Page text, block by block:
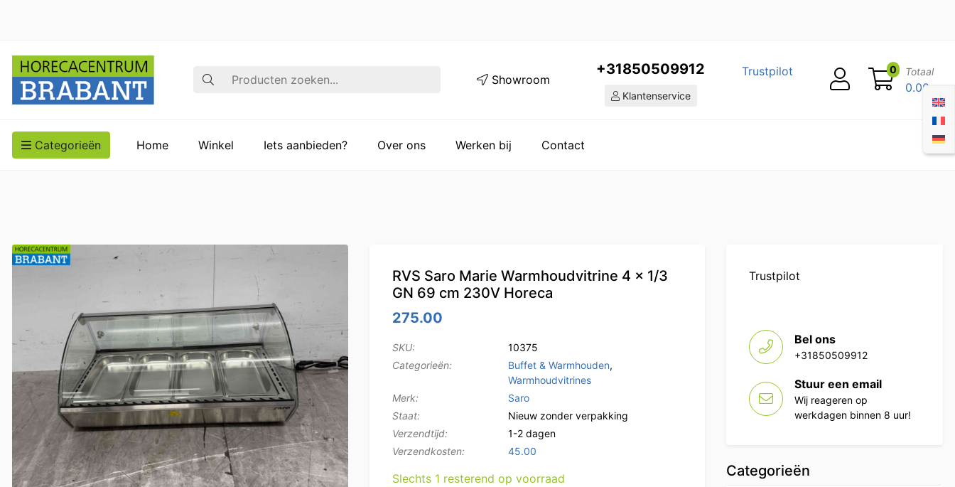
Zoek op Showroom
+31850509912
Klantenservice
Trustpilot 0 Totaal
0.00
Categorieën Home Winkel Iets aanbieden? Over ons Werken bij Contact
RVS Saro Marie Warmhoudvitrine 4 x 1/3
GN 69 cm 230V Horeca
275.00
SKU:
10375
Categorieën:
Buffet & Warmhouden,
Warmhoudvitrines
Merk:
Saro
Staat:
Nieuw zonder verpakking
Verzendtijd:
1-2 dagen
Verzendkosten:
45.00
Slechts 1 resterend op voorraad
Trustpilot
Bel ons
+31850509912
Stuur een email
Wij reageren op
werkdagen binnen 8 uur!
Categorieën